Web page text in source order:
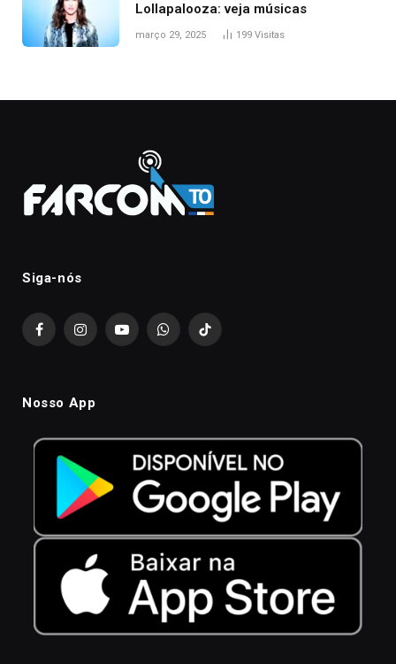
Lollapalooza: veja músicas
março 29, 2025 199 Visitas
Siga-nós
FacebookInstagramYouTubeWhatsAppTikTok
Nosso App